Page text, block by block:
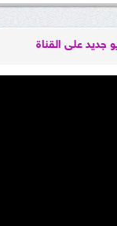
جديد على القناة